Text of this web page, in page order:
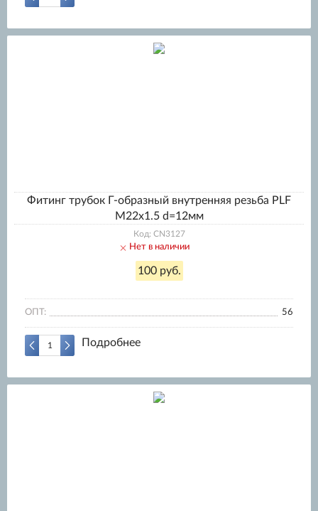
Фитинг трубок Г-образный внутренняя резьба PLF
M22x1.5 d=12мм
Код: CN3127
Нет в наличии
100 руб.
ОПТ: 56
Подробнее